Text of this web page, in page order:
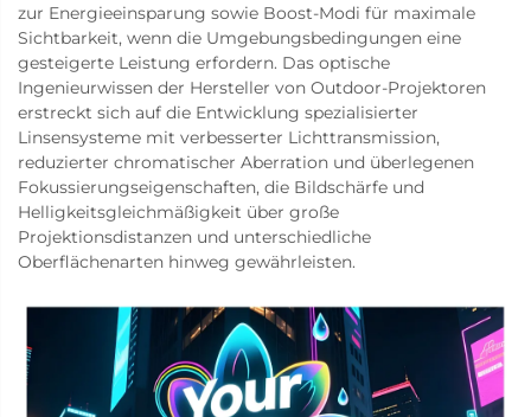
zur Energieeinsparung sowie Boost-Modi für maximale
Sichtbarkeit, wenn die Umgebungsbedingungen eine
gesteigerte Leistung erfordern. Das optische
Ingenieurwissen der Hersteller von Outdoor-Projektoren
erstreckt sich auf die Entwicklung spezialisierter
Linsensysteme mit verbesserter Lichttransmission,
reduzierter chromatischer Aberration und überlegenen
Fokussierungseigenschaften, die Bildschärfe und
Helligkeitsgleichmäßigkeit über große
Projektionsdistanzen und unterschiedliche
Oberflächenarten hinweg gewährleisten.